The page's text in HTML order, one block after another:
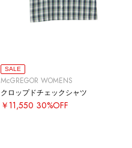
SALE
McGREGOR WOMENS
クロップドチェックシャツ
￥11,550 30%OFF